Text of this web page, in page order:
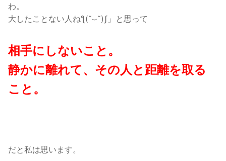
わ。
大したことない人ねƪ(˘⌣˘)ʃ」と思って
相手にしないこと。
静かに離れて、その人と距離を取る
こと。
だと私は思います。